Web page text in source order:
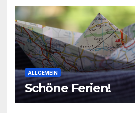
ALLGEMEIN
Schöne Ferien!